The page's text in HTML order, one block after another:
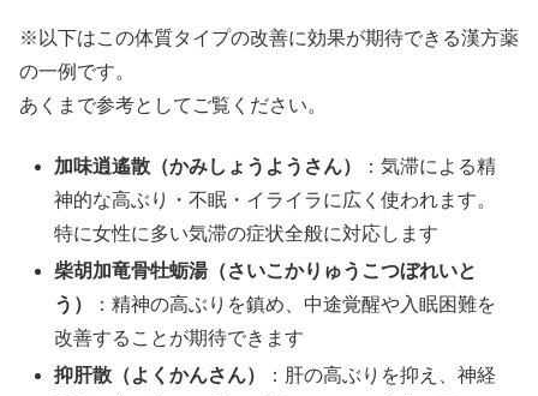
※以下はこの体質タイプの改善に効果が期待できる漢方薬
の一例です。
あくまで参考としてご覧ください。
加味逍遙散（かみしょうようさん）
：気滞による精
神的な高ぶり・不眠・イライラに広く使われます。
特に女性に多い気滞の症状全般に対応します
柴胡加竜骨牡蛎湯（さいこかりゅうこつぼれいと
う）
：精神の高ぶりを鎮め、中途覚醒や入眠困難を
改善することが期待できます
抑肝散（よくかんさん）
：肝の高ぶりを抑え、神経